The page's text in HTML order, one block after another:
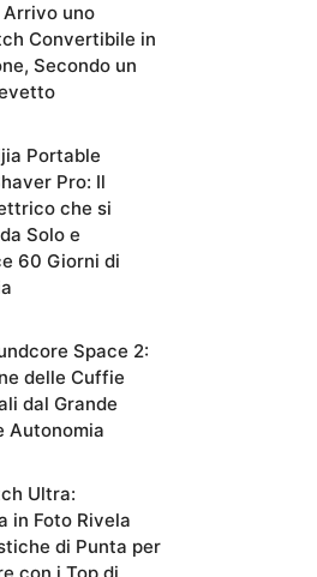
Arrivo uno
Convertibile in
Secondo un
Portable
Pro: Il
che si
Solo e
60 Giorni di
Space 2:
delle Cuffie
dal Grande
Autonomia
Ultra:
in Foto Rivela
di Punta per